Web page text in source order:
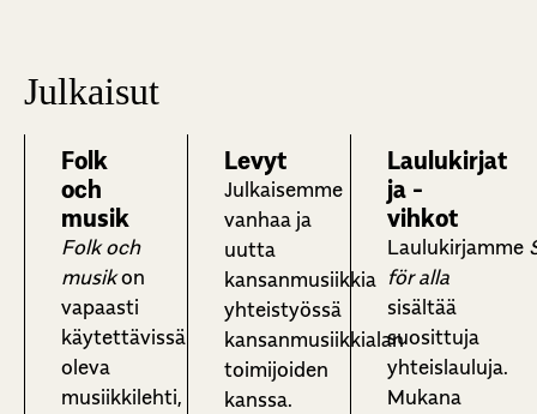
Julkaisut
Folk
och
musik
Folk och
musikon
vapaasti
käytettävissä
oleva
musiikkilehti,
Levyt
Julkaisemme
vanhaa ja
uutta
kansanmusiikkia
yhteistyössä
kansanmusiikkialan
toimijoiden
kanssa.
Laulukirjat
ja -
vihkot
Laulukirjamme
för alla
sisältää
suosittuja
yhteislauluja.
Mukana